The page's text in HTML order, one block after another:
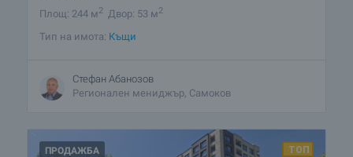
Площ: 244 м2 Двор: 53 м2
Тип на имота: Къщи
Стефан Абанозов
Регионален мениджър, Самоков
ПРОДАЖБА